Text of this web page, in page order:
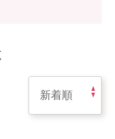
ちら
について